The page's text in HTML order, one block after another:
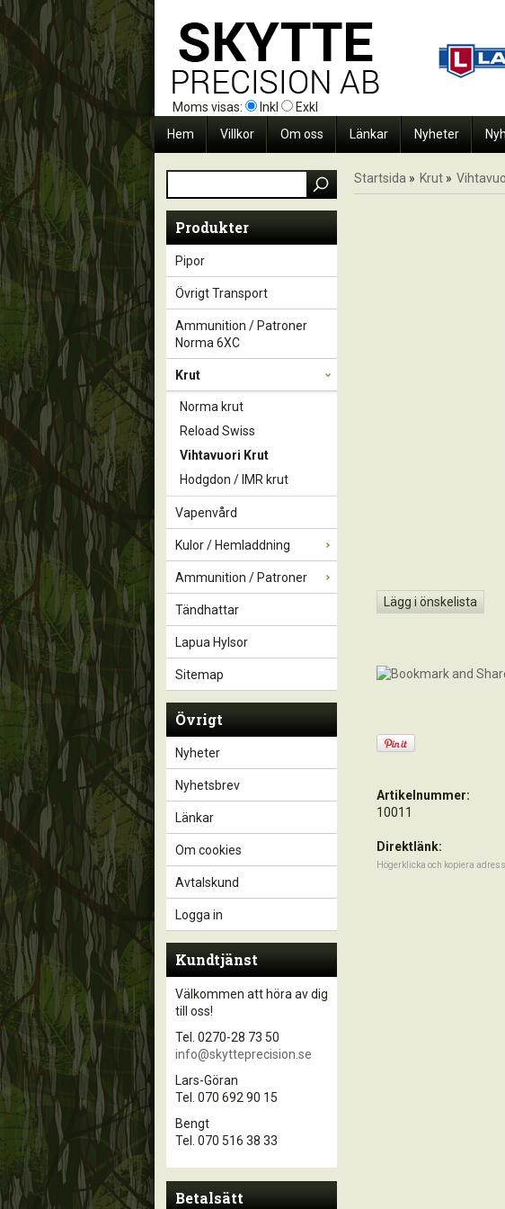
Moms visas: Inkl
Exkl
Hem
Villkor Om oss Länkar Nyheter
Produkter
Pipor
Övrigt Transport
Ammunition / Patroner
Norma 6XC
Krut
Norma krut
Reload Swiss
Vihtavuori Krut
Hodgdon / IMR krut
Vapenvård
Kulor / Hemladdning
Ammunition / Patroner
Tändhattar
Lapua Hylsor
Sitemap
Övrigt
Nyheter
Nyhetsbrev
Länkar
Om cookies
Avtalskund
Logga in
Kundtjänst
Välkommen att höra av dig
till oss!
Tel. 0270-28 73 50
info@skytteprecision.se
Lars-Göran
Tel. 070 692 90 15
Bengt
Tel. 070 516 38 33
Betalsätt
Startsida » Krut »
Lägg i önskelista
Artikelnummer:
10011
Direktlänk:
Högerklicka och kopiera